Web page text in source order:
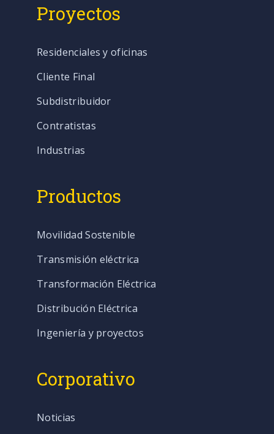
Proyectos
Residenciales y oficinas
Cliente Final
Subdistribuidor
Contratistas
Industrias
Productos
Movilidad Sostenible
Transmisión eléctrica
Transformación Eléctrica
Distribución Eléctrica
Ingeniería y proyectos
Corporativo
Noticias